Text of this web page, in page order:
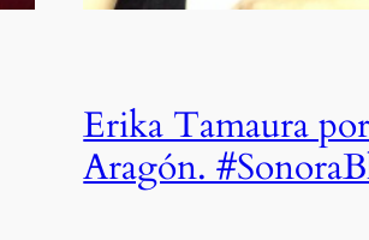
Erika Tamaura
Aragón.